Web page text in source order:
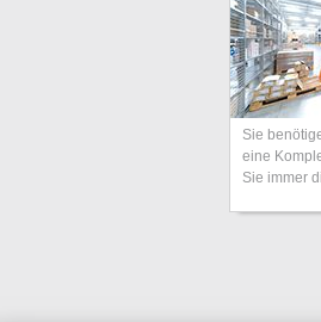
Sie
eine
Sie immer